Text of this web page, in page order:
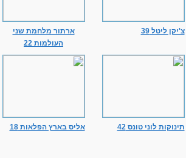
צ'יקן ליטל 39
ארתור מלחמת שני
העולמות 22
תינוקות לוני טונס 42 אליס בארץ הפלאות 18